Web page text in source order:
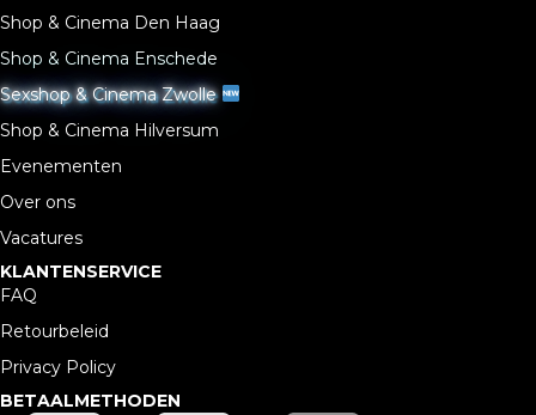
Shop & Cinema Den Haag
Shop & Cinema Enschede
Sexshop & Cinema Zwolle
Shop & Cinema Hilversum
Evenementen
Over ons
Vacatures
KLANTENSERVICE
FAQ
Retourbeleid
Privacy Policy
BETAALMETHODEN